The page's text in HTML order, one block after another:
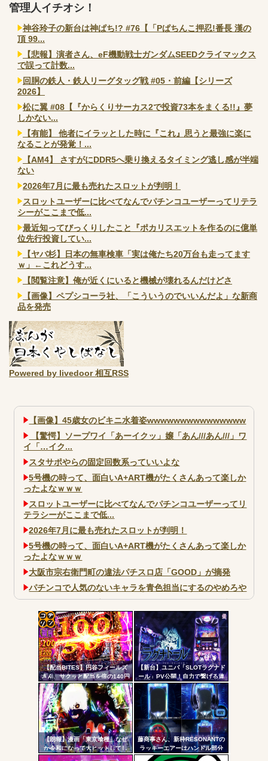
管理人イチオシ！
神谷玲子の新台は神ぱち!? #76【「Pぱちんこ押忍!番長 漢の
頂 99...
【悲報】演者さん、eF機動戦士ガンダムSEEDクライマックス
で誤って計数...
回胴の鉄人・鉄人リーグタッグ戦 #05・前編【シリーズ
2026】
松に翼 #08【『からくりサーカス2で投資73本をまくる!!』夢
しかない...
【有能】 他者にイラッとした時に『これ』思うと最強に楽に
なることが発覚！...
【AM4】 さすがにDDR5へ乗り換えるタイミング逃し感が半端
ない
2026年7月に最も売れたスロットが判明！
スロットユーザーに比べてなんでパチンコユーザーってリテラ
シーがここまで低...
最近知ってびっくりしたこと『ポカリスエットを作るのに億単
位先行投資してい...
【ヤバ杉】日本の無車検車「実は俺たち20万台も走ってます
ｗ」←これどうす...
【閲覧注意】俺が近くにいると機械が壊れるんだけどさ
【画像】ペプシコーラ社、「こういうのでいいんだよ」な新商
品を発売
Powered by livedoor 相互RSS
【画像】45歳女のビキニ水着姿wwwwwwwwwwwwwww
【驚愕】ソープワイ「あーイクッ」嬢「あん///あん///」ワ
イ「…イク...
スタサポやらの固定回数系っていいよな
5号機の時って、面白いA+ART機がたくさんあって楽しか
ったよなｗｗｗ
スロットユーザーに比べてなんでパチンコユーザーってリ
テラシーがここまで低...
2026年7月に最も売れたスロットが判明！
5号機の時って、面白いA+ART機がたくさんあって楽しか
ったよなｗｗｗ
大阪市宗右衛門町の違法パチスロ店「GOOD」が摘発
パチンコで人気のないキャラを青色担当にするのやめろや
「今までありがとう」と...
無職のパチンコカス(22)なんやが、ワイの人生どれくらい
ヤバいか教えて？...
AngelBeats!とかいうクソアニメの思い出ｗｗｗ
Powered by livedoor 相互RSS
【配当BITES】円谷フィールズ
さん、サクッと配当を倍の140円
に爆上げ。ストップ高へ【株価
飛行隊】
【新台】ユニバ「SLOTラグナド
ール」PV公開！自力で繋げる連
鎖の爽怪感！！！
【朗報】漫画「東京喰種」なぜ
か令和になって大ヒットしてし
まうｗｗｗ
藤商事さん、新枠RESONANTの
ラッキーエアーはハンドル部分
からのみで枠上部からの風は無
コテ
リン
- 固
定リ
ンク
自動
更新
ツー